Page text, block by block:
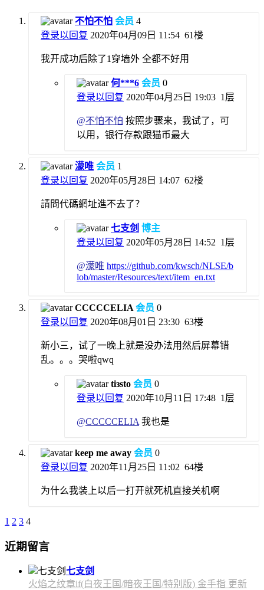
不怕不怕 会员 4
登录以回复 2020年04月09日 11:54 61楼
我开成功后除了1穿墙外 全都不好用
何***6 会员 0
登录以回复 2020年04月25日 19:03 1层
@不怕不怕 按照步骤来，我试了，可
以用，银行存款跟猫币最大
濛唯 会员 1
登录以回复 2020年05月28日 14:07 62楼
請問代碼網址進不去了？
七支剑 博主
登录以回复 2020年05月28日 14:52 1层
@濛唯 https://github.com/kwsch/NLSE/b
lob/master/Resources/text/item_en.txt
CCCCCELIA 会员 0
登录以回复 2020年08月01日 23:30 63楼
新小三，试了一晚上就是没办法用然后屏幕错
乱。。。哭啦qwq
tiзsto 会员 0
登录以回复 2020年10月11日 17:48 1层
@CCCCCELIA 我也是
keep me away 会员 0
登录以回复 2020年11月25日 11:02 64楼
为什么我装上以后一打开就死机直接关机啊
1 2 3 4
近期留言
七支剑
火焰之纹章if(白夜王国/暗夜王国/特别版) 金手指 更新